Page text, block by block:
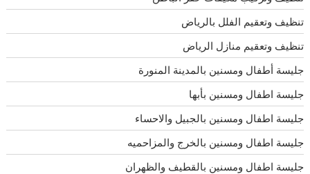
تنظيف وتعقيم الفلل بالرياض
تنظيف وتعقيم منازل الرياض
جليسة أطفال ومسنين بالمدينة المنورة
جليسة اطفال ومسنين بأبها
جليسة اطفال ومسنين بالجبيل والاحساء
جليسة اطفال ومسنين بالخرج والمزاحميه
جليسة اطفال ومسنين بالقطيف والظهران